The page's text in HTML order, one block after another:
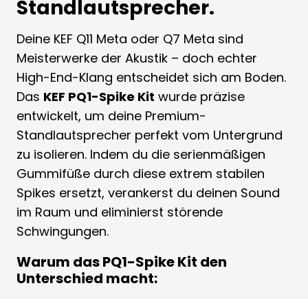
Standlautsprecher.
Deine KEF Q11 Meta oder Q7 Meta sind
Meisterwerke der Akustik – doch echter
High-End-Klang entscheidet sich am Boden.
Das KEF PQ1-Spike Kit wurde präzise
entwickelt, um deine Premium-
Standlautsprecher perfekt vom Untergrund
zu isolieren. Indem du die serienmäßigen
Gummifüße durch diese extrem stabilen
Spikes ersetzt, verankerst du deinen Sound
im Raum und eliminierst störende
Schwingungen.
Warum das PQ1-Spike Kit den
Unterschied macht: